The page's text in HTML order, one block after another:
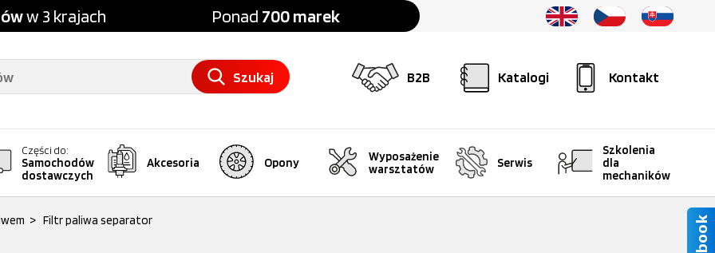
w 3 krajach Ponad 700 marek
B2B Katalogi Kontakt
Szukaj
Części do:
Samochodów
dostawczych
Akcesoria Opony
Wyposażenie
warsztatów
Serwis
Szkolenia
dla
mechaników
> Filtr paliwa separator